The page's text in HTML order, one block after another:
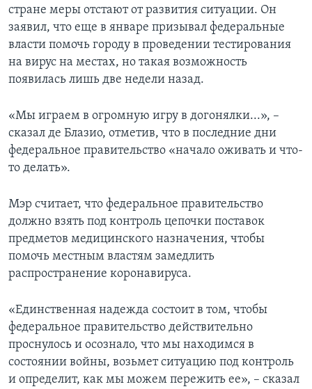
стране меры отстают от развития ситуации. Он
заявил, что еще в январе призывал федеральные
власти помочь городу в проведении тестирования
на вирус на местах, но такая возможность
появилась лишь две недели назад.
«Мы играем в огромную игру в догонялки...», –
сказал де Блазио, отметив, что в последние дни
федеральное правительство «начало оживать и что-
то делать».
Мэр считает, что федеральное правительство
должно взять под контроль цепочки поставок
предметов медицинского назначения, чтобы
помочь местным властям замедлить
распространение коронавируса.
«Единственная надежда состоит в том, чтобы
федеральное правительство действительно
проснулось и осознало, что мы находимся в
состоянии войны, возьмет ситуацию под контроль
и определит, как мы можем пережить ее», – сказал